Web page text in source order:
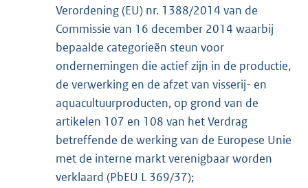
Verordening (EU) nr. 1388/2014 van de
Commissie van 16 december 2014 waarbij
bepaalde categorieën steun voor
ondernemingen die actief zijn in de productie,
de verwerking en de afzet van visserij- en
aquacultuurproducten, op grond van de
artikelen 107 en 108 van het Verdrag
betreffende de werking van de Europese Unie
met de interne markt verenigbaar worden
verklaard (PbEU L 369/37);